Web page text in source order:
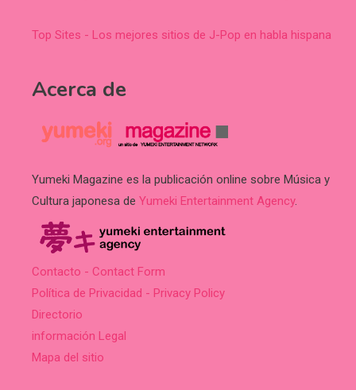
Top Sites - Los mejores sitios de J-Pop en habla hispana
Acerca de
Yumeki Magazine es la publicación online sobre Música y
Cultura japonesa de Yumeki Entertainment Agency.
Contacto - Contact Form
Política de Privacidad - Privacy Policy
Directorio
información Legal
Mapa del sitio